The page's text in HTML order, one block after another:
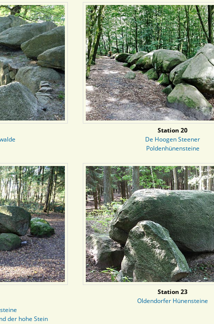
Station 20
De Hoogen Steener
Poldenhünensteine
der hohe Stein
Station 23
Oldendorfer Hünensteine